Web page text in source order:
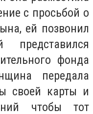
с просьбой о
ей позвонил
представился
фонда
передала
своей карты и
чтобы тот